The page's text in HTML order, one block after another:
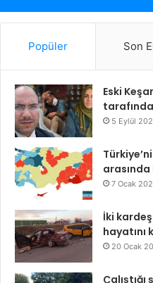
Popüler Son
Eski
5 Eylül
7 Ocak
İki
20 Ocak